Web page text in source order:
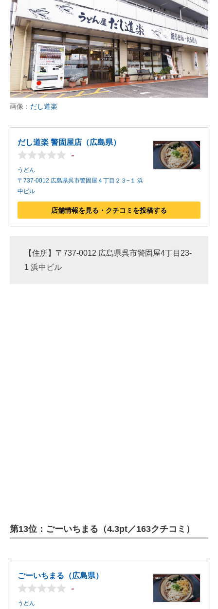
画像： だし道楽
だし道楽 警固屋店（広島県）
-
うどん
〒737-0012 広島県呉市警固屋４丁目２３−１ 浜
中ビル
店舗情報を見る・クチコミを投稿する
【住所】〒737-0012 広島県呉市警固屋4丁目23-
1 浜中ビル
第13位：ごーいちまる（4.3pt／163クチコミ）
ごーいちまる（広島県）
-
うどん